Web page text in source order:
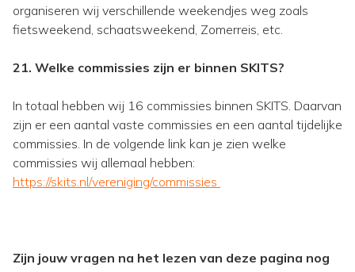
organiseren wij verschillende weekendjes weg zoals
fietsweekend, schaatsweekend, Zomerreis, etc.
21. Welke commissies zijn er binnen SKITS?
In totaal hebben wij 16 commissies binnen SKITS. Daarvan
zijn er een aantal vaste commissies en een aantal tijdelijke
commissies. In de volgende link kan je zien welke
commissies wij allemaal hebben:
https://skits.nl/vereniging/commissies
Zijn jouw vragen na het lezen van deze pagina nog